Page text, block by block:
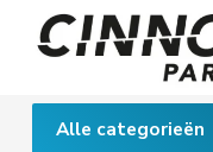
Alle categorieën